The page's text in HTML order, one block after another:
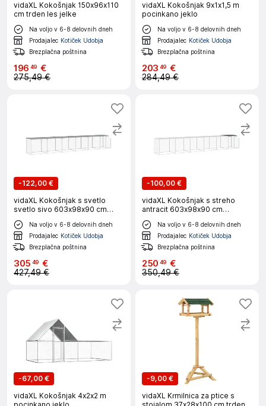
vidaXL Kokošnjak 150x96x110
cm trden les jelke
Na voljo v 6-8 delovnih dneh
Prodajalec Kotiček Udobja
Brezplačna poštnina
196 49 €
275,49 €
vidaXL Kokošnjak 9x1x1,5 m
pocinkano jeklo
Na voljo v 6-8 delovnih dneh
Prodajalec Kotiček Udobja
Brezplačna poštnina
203 49 €
284,49 €
-122,00 €
vidaXL Kokošnjak s svetlo
svetlo sivo 603x98x90 cm
pocinkano jeklo
Na voljo v 6-8 delovnih dneh
Prodajalec Kotiček Udobja
Brezplačna poštnina
305 49 €
427,49 €
-100,00 €
vidaXL Kokošnjak s streho
antracit 603x98x90 cm
pocinkano jeklo
Na voljo v 6-8 delovnih dneh
Prodajalec Kotiček Udobja
Brezplačna poštnina
250 49 €
350,49 €
-67,00 €
vidaXL Kokošnjak 4x2x2 m
-9,00 €
vidaXL Krmilnica za ptice s